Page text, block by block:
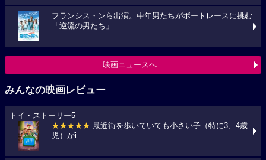
フランシス・ンら出演。中年男たちがボートレースに挑む
「逆流の男たち」
映画ニュースへ
みんなの映画レビュー
トイ・ストーリー5
★★★★★ 最近街を歩いていても小さい子（特に3、4歳
児）がi...